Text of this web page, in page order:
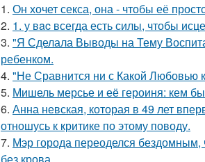
1. Он хочет секса, она - чтобы её
2. 1. у вac всегда есть силы, чтобы
3. "Я Сделала Выводы на Тему
ребенком.
4. "Не Сравнится ни с Какой Любовью
5. Мишель мерсье и её героиня: кем
6. Анна невская, которая в 49 лет
отношусь к критике по этому поводу.
7. Мэр города переоделся бездомным,